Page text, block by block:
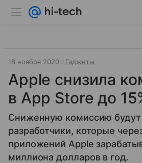
18 ноября 2020 Гаджеты
Apple снизила
в App Store до
Сниженную комиссию будут
разработчики, которые
приложений Apple
миллиона долларов в год.